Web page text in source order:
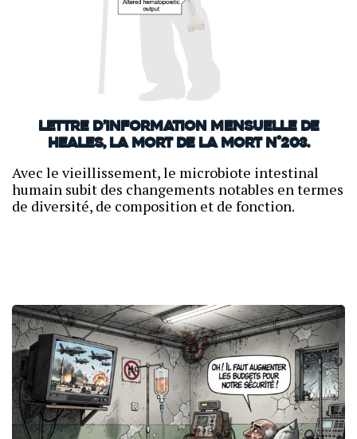
Lettre d’information mensuelle de
Heales, La mort de la mort N°203.
Avec le vieillissement, le microbiote intestinal
humain subit des changements notables en termes
de diversité, de composition et de fonction.